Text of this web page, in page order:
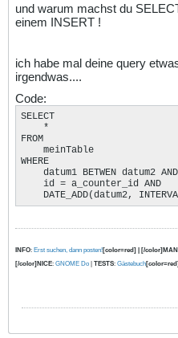
und warum machst du
einem INSERT !
ich habe mal deine query
irgendwas....
Code:
SELECT
    *
FROM
    meinTable
WHERE
    datum1 BETWEN datum2 AND
    id = a_counter_id AND
DATE_ADD(datum2,
INFO: Erst suchen, dann posten![color=red] | [/
[/color]NICE: GNOME Do | TESTS: Gästebuch